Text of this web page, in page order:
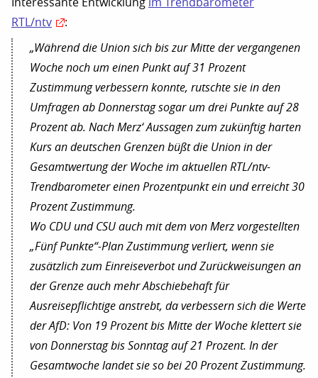
RTL/ntv
:
„Während die Union sich bis zur Mitte der vergangenen
Woche noch um einen Punkt auf 31 Prozent
Zustimmung verbessern konnte, rutschte sie in den
Umfragen ab Donnerstag sogar um drei Punkte auf 28
Prozent ab. Nach Merz‘ Aussagen zum zukünftig harten
Kurs an deutschen Grenzen büßt die Union in der
Gesamtwertung der Woche im aktuellen RTL/ntv-
Trendbarometer einen Prozentpunkt ein und erreicht 30
Prozent Zustimmung.
Wo CDU und CSU auch mit dem von Merz vorgestellten
„Fünf Punkte“-Plan Zustimmung verliert, wenn sie
zusätzlich zum Einreiseverbot und Zurückweisungen an
der Grenze auch mehr Abschiebehaft für
Ausreisepflichtige anstrebt, da verbessern sich die Werte
der AfD: Von 19 Prozent bis Mitte der Woche klettert sie
von Donnerstag bis Sonntag auf 21 Prozent. In der
Gesamtwoche landet sie so bei 20 Prozent Zustimmung.